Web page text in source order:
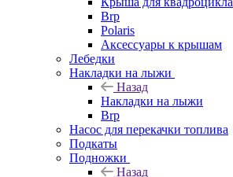
Brp
Polaris
Аксессуары к крышам
Лебедки
Накладки на лыжи
Назад
Накладки на лыжи
Brp
Насос для перекачки топлива
Подкаты
Подножки
Назад